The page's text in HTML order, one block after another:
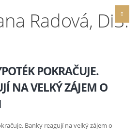
POKRAČUJE.
NA VELKÝ ZÁJEM O